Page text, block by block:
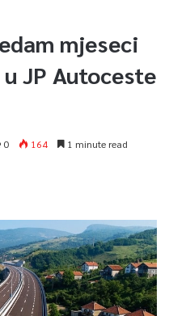
mjeseci
JP Autoceste
0 164 1 minute read